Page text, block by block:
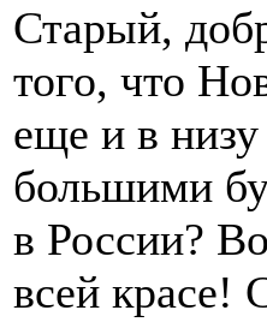
Старый,
того, что
еще и в
большими
в России?
всей красе!